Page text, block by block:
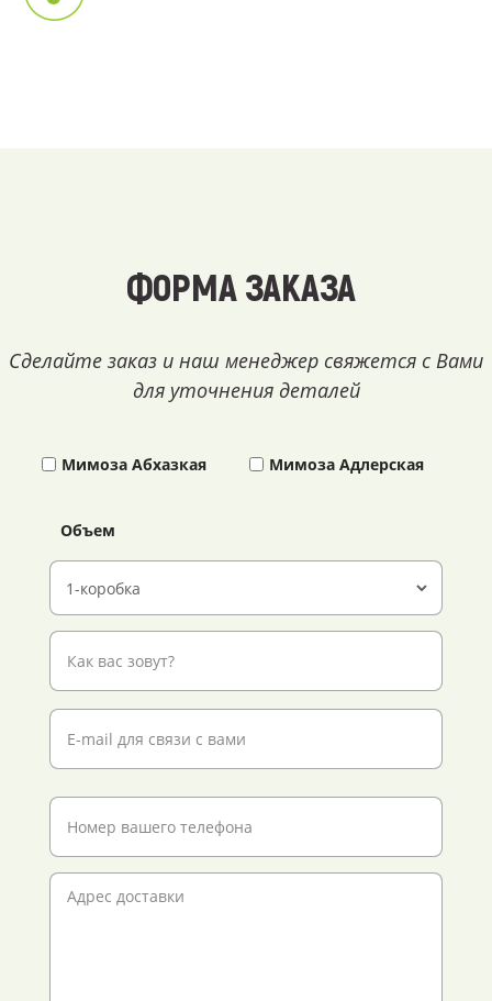
ФОРМА ЗАКАЗА
Сделайте заказ и наш менеджер свяжется с Вами
для уточнения деталей
Мимоза Абхазкая Мимоза Адлерская
Объем